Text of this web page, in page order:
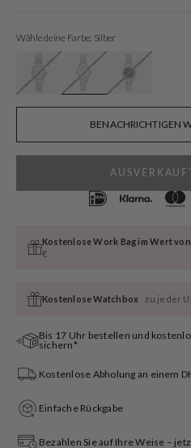
Wähle deine Farbe: Silber
BENACHRICHTIGEN
Kostenlose Work Bag im Wert von
€
Kostenlose Watchbox zu jeder
Bis 17 Uhr bestellen und
sichern*
Kostenlose Abholung an einem
Einfache Rückgabe
Bezahlen Sie auf Ihre Weise –